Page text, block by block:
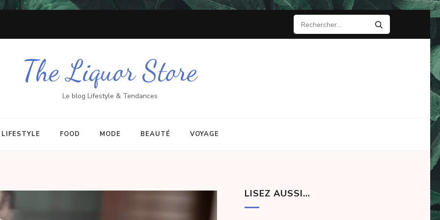
Rechercher :
The Liquor Store
Le blog Lifestyle & Tendances
LIFESTYLE FOOD MODE BEAUTÉ VOYAGE
LISEZ AUSSI…